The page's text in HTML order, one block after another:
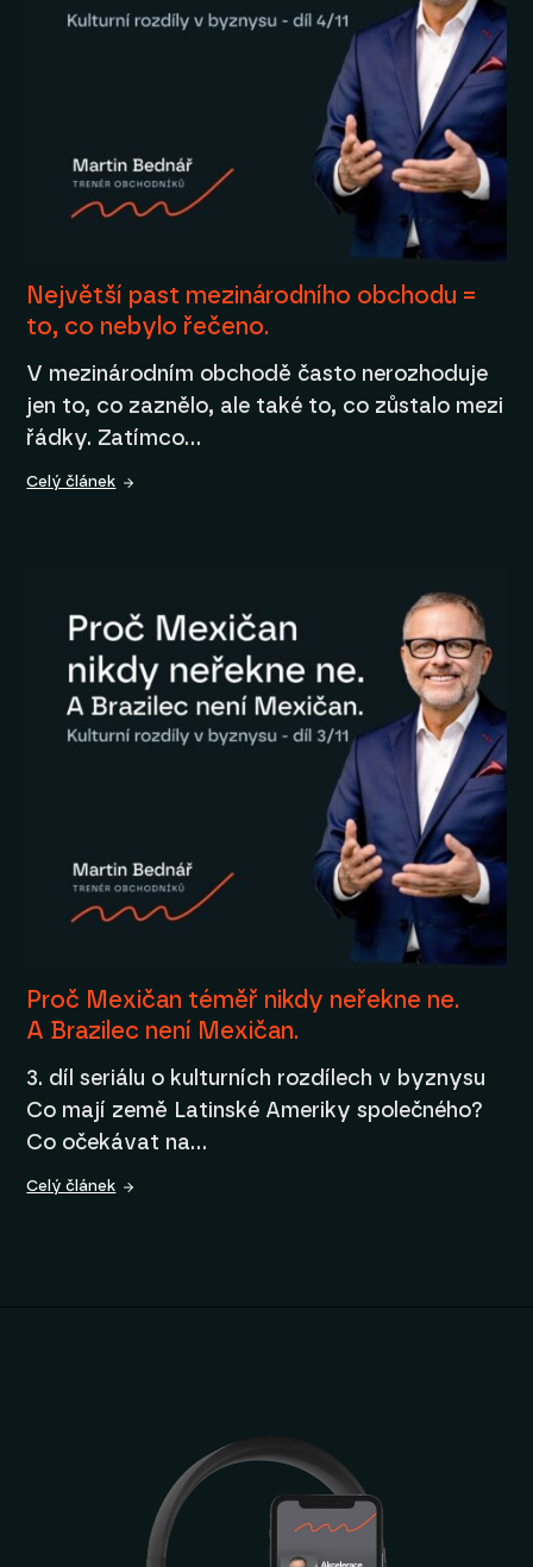
Největší past mezinárodního obchodu =
to, co nebylo řečeno.
V mezinárodním obchodě často nerozhoduje
jen to, co zaznělo, ale také to, co zůstalo mezi
řádky. Zatímco…
Celý článek
Proč Mexičan téměř nikdy neřekne ne.
A Brazilec není Mexičan.
3. díl seriálu o kulturních rozdílech v byznysu
Co mají země Latinské Ameriky společného?
Co očekávat na…
Celý článek